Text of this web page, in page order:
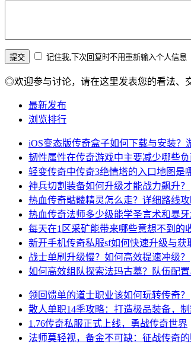
记住我,下次回复时不用重新输入个人信息
◎欢迎参与讨论，请在这里发表您的看法、
最新发布
浏览排行
iOS变态版传奇盒子如何下载与安装？
韧性属性在传奇游戏中主要减少哪些负
轻变传奇中传奇3绝情塔的入口地图是
神兵切割装备如何升级才能战力飙升？
热血传奇骷髅精灵怎么走？详细路线
热血传奇法师多少级能学圣言术和暴
每天在1区采矿能带来哪些意想不到的
新开手机传奇私服sf如何快速升级与获
战士单刷升级慢？如何高效提速冲级？
如何高效组队探索法玛古墓？队伍配
领回馈单的道士职业该如何玩转传奇？
散人单职14季攻略：打造极品装备，
1.76传奇私服正式上线，勇战传奇世界
法师莫轻视，备金不可缺：征战传奇